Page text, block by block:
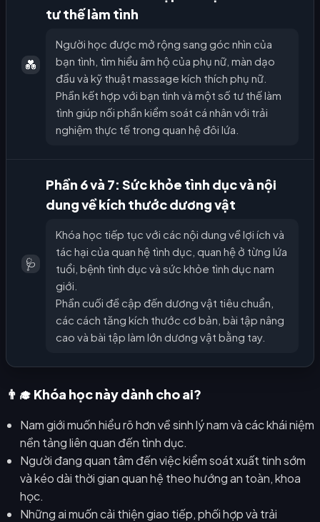
💑
tư thế làm tình
Người học được mở rộng sang góc nhìn của
bạn tình, tìm hiểu âm hộ của phụ nữ, màn dạo
đầu và kỹ thuật massage kích thích phụ nữ.
Phần kết hợp với bạn tình và một số tư thế làm
tình giúp nối phần kiểm soát cá nhân với trải
nghiệm thực tế trong quan hệ đôi lứa.
🩺
Phần 6 và 7: Sức khỏe tình dục và nội
dung về kích thước dương vật
Khóa học tiếp tục với các nội dung về lợi ích và
tác hại của quan hệ tình dục, quan hệ ở từng lứa
tuổi, bệnh tình dục và sức khỏe tình dục nam
giới.
Phần cuối đề cập đến dương vật tiêu chuẩn,
các cách tăng kích thước cơ bản, bài tập nâng
cao và bài tập làm lớn dương vật bằng tay.
👨‍🎓 Khóa học này dành cho ai?
Nam giới muốn hiểu rõ hơn về sinh lý nam và các khái niệm
nền tảng liên quan đến tình dục.
Người đang quan tâm đến việc kiểm soát xuất tinh sớm
và kéo dài thời gian quan hệ theo hướng an toàn, khoa
học.
Những ai muốn cải thiện giao tiếp, phối hợp và trải